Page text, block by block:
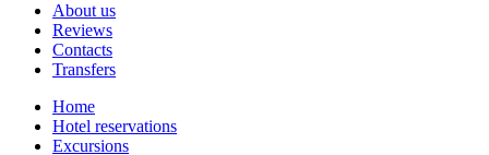
About us
Reviews
Contacts
Transfers
Home
Hotel reservations
Excursions